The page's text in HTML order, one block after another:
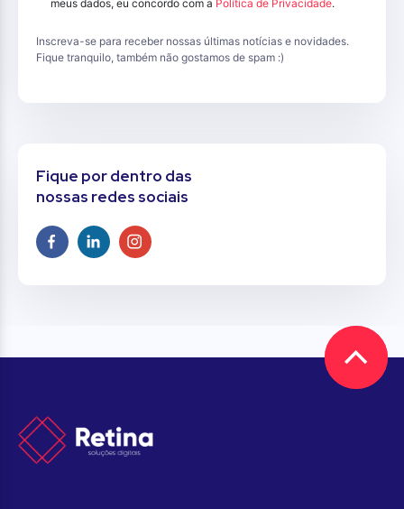
meus dados, eu concordo com a Política de Privacidade.
Inscreva-se para receber nossas últimas notícias e novidades.
Fique tranquilo, também não gostamos de spam :)
Fique por dentro das
nossas redes sociais